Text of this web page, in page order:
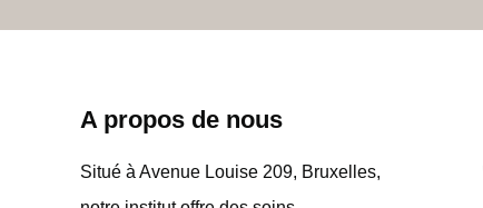
A propos de nous​
Situé à Avenue Louise 209, Bruxelles,